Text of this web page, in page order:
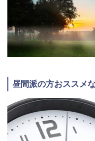
昼間派の方おススメ